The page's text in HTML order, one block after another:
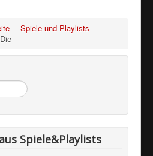
Spiele und Playlists
Spiele&Playlists